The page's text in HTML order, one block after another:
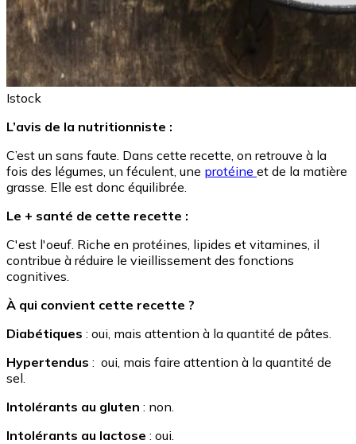
Istock
L’avis de la nutritionniste :
C’est un sans faute. Dans cette recette, on retrouve à la
fois des légumes, un féculent, une protéine et de la matière
grasse. Elle est donc équilibrée.
Le + santé de cette recette :
C'est l'oeuf. Riche en protéines, lipides et vitamines, il
contribue à réduire le vieillissement des fonctions
cognitives.
À qui convient cette recette ?
Diabétiques : oui, mais attention à la quantité de pâtes.
Hypertendus : oui, mais faire attention à la quantité de
sel.
Intolérants au gluten : non.
Intolérants au lactose : oui.